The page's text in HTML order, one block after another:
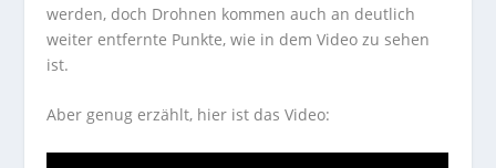
werden, doch Drohnen kommen auch an deutlich
weiter entfernte Punkte, wie in dem Video zu sehen
ist.
Aber genug erzählt, hier ist das Video: